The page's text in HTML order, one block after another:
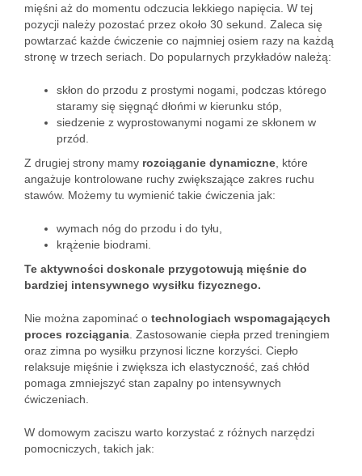
mięśni aż do momentu odczucia lekkiego napięcia. W tej
pozycji należy pozostać przez około 30 sekund. Zaleca się
powtarzać każde ćwiczenie co najmniej osiem razy na każdą
stronę w trzech seriach. Do popularnych przykładów należą:
skłon do przodu z prostymi nogami, podczas którego
staramy się sięgnąć dłońmi w kierunku stóp,
siedzenie z wyprostowanymi nogami ze skłonem w
przód.
Z drugiej strony mamy rozciąganie dynamiczne , które
angażuje kontrolowane ruchy zwiększające zakres ruchu
stawów. Możemy tu wymienić takie ćwiczenia jak:
wymach nóg do przodu i do tyłu,
krążenie biodrami.
Te aktywności doskonale przygotowują mięśnie do
bardziej intensywnego wysiłku fizycznego.
Nie można zapominać o technologiach wspomagających
proces rozciągania . Zastosowanie ciepła przed treningiem
oraz zimna po wysiłku przynosi liczne korzyści. Ciepło
relaksuje mięśnie i zwiększa ich elastyczność, zaś chłód
pomaga zmniejszyć stan zapalny po intensywnych
ćwiczeniach.
W domowym zaciszu warto korzystać z różnych narzędzi
pomocniczych, takich jak: